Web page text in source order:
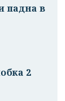
падна в
2